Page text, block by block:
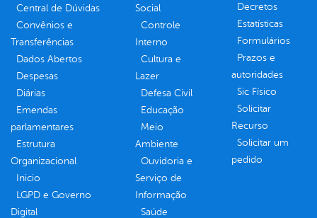
Central de Dúvidas
Convênios e
Transferências
Dados Abertos
Despesas
Diárias
Emendas
parlamentares
Estrutura
Organizacional
Inicio
LGPD e Governo
Digital
Social
Controle
Interno
Cultura e
Lazer
Defesa Civil
Educação
Meio
Ambiente
Ouvidoria e
Serviço de
Informação
Saúde
Decretos
Estatísticas
Formulários
Prazos e
autoridades
Sic Físico
Solicitar
Recurso
Solicitar um
pedido